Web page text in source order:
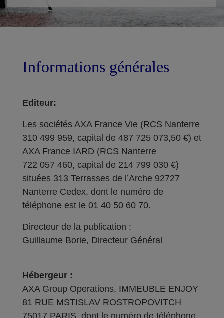
Informations générales
Editeur:
Les sociétés AXA France Vie (RCS Nanterre
310 499 959, capital de 487 725 073,50 €) et
AXA France IARD (RCS Nanterre
722 057 460, capital de 214 799 030 €)
situées 313 Terrasses de l’Arche 92727
Nanterre Cedex, dont le numéro de
téléphone est le 01 40 50 60 70.
Directeur de la publication :
Guillaume Borie, Directeur Général
Hébergeur :
AXA Group Operations, IMMEUBLE ENJOY
81 RUE MSTISLAV ROSTROPOVITCH
75017 PARIS, dont le numéro de téléphone